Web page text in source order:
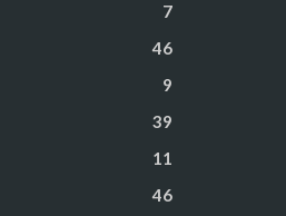
7
46
9
39
11
46